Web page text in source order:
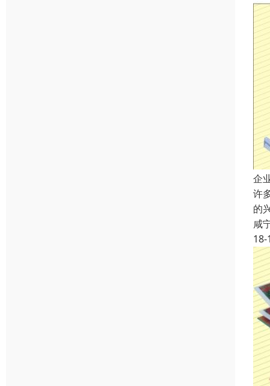
企
许
的
咸
18-